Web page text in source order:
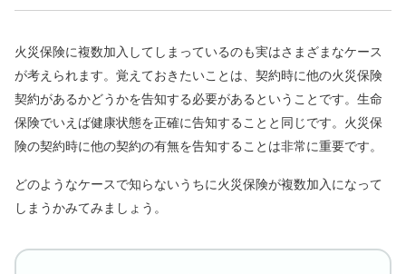
火災保険に複数加入してしまっているのも実はさまざまなケース
が考えられます。覚えておきたいことは、契約時に他の火災保険
契約があるかどうかを告知する必要があるということです。生命
保険でいえば健康状態を正確に告知することと同じです。火災保
険の契約時に他の契約の有無を告知することは非常に重要です。
どのようなケースで知らないうちに火災保険が複数加入になって
しまうかみてみましょう。